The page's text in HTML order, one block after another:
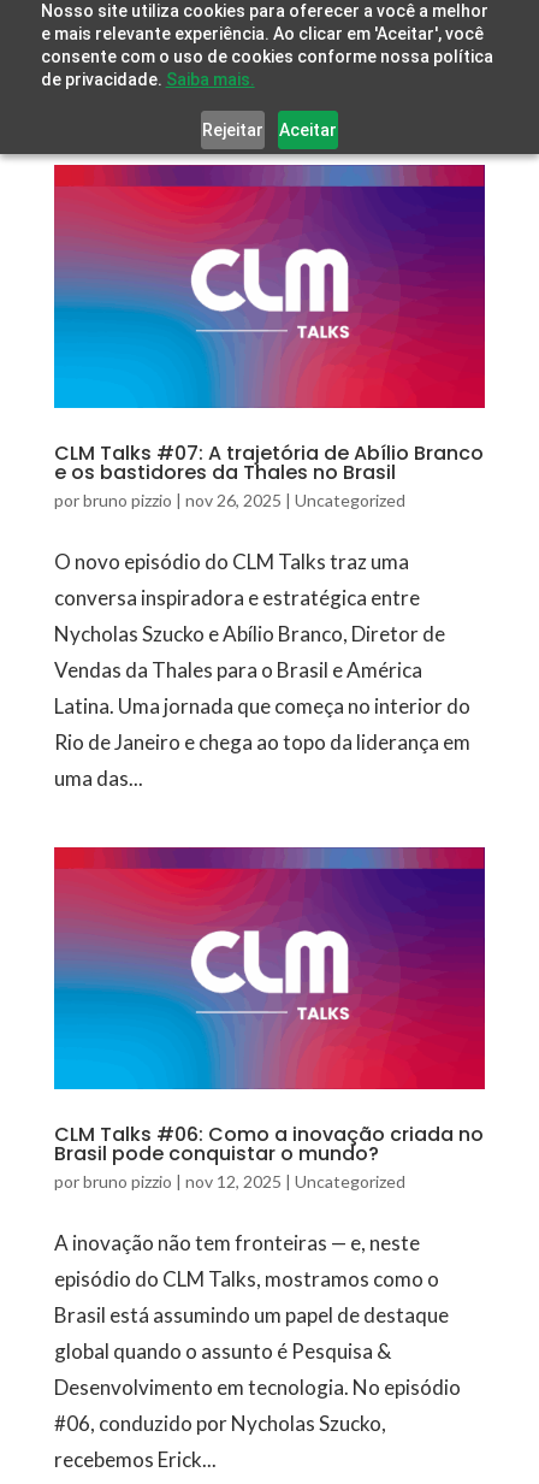
Nosso site utiliza cookies para oferecer a você a melhor
e mais relevante experiência. Ao clicar em 'Aceitar', você
consente com o uso de cookies conforme nossa política
de privacidade. Saiba mais.
Rejeitar Aceitar
CLM Talks #07: A trajetória de Abílio Branco
e os bastidores da Thales no Brasil
porbruno pizzio | nov 26, 2025 | Uncategorized
O novo episódio do CLM Talks traz uma
conversa inspiradora e estratégica entre
Nycholas Szucko e Abílio Branco, Diretor de
Vendas da Thales para o Brasil e América
Latina. Uma jornada que começa no interior do
Rio de Janeiro e chega ao topo da liderança em
uma das...
CLM Talks #06: Como a inovação criada no
Brasil pode conquistar o mundo?
porbruno pizzio | nov 12, 2025 | Uncategorized
A inovação não tem fronteiras — e, neste
episódio do CLM Talks, mostramos como o
Brasil está assumindo um papel de destaque
global quando o assunto é Pesquisa &
Desenvolvimento em tecnologia. No episódio
#06, conduzido por Nycholas Szucko,
recebemos Erick...